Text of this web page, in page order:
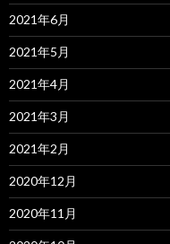
2021年6月
2021年5月
2021年4月
2021年3月
2021年2月
2020年12月
2020年11月